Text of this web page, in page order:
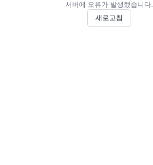
서버에 오류가 발생했습니다.
새로고침